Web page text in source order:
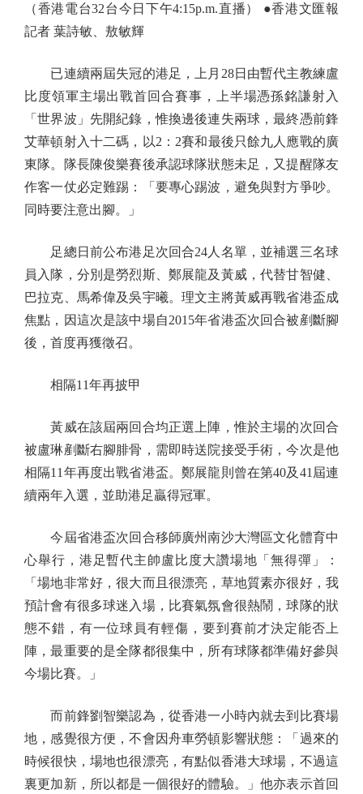
（香港電台32台今日下午4:15p.m.直播） ●香港文匯報
記者 葉詩敏、敖敏輝
已連續兩屆失冠的港足，上月28日由暫代主教練盧
比度領軍主場出戰首回合賽事，上半場憑孫銘謙射入
「世界波」先開紀錄，惟換邊後連失兩球，最終憑前鋒
艾華頓射入十二碼，以2：2賽和最後只餘九人應戰的廣
東隊。隊長陳俊樂賽後承認球隊狀態未足，又提醒隊友
作客一仗必定難踢：「要專心踢波，避免與對方爭吵。
同時要注意出腳。」
足總日前公布港足次回合24人名單，並補選三名球
員入隊，分別是勞烈斯、鄭展龍及黃威，代替甘智健、
巴拉克、馬希偉及吳宇曦。理文主將黃威再戰省港盃成
焦點，因這次是該中場自2015年省港盃次回合被剷斷腳
後，首度再獲徵召。
相隔11年再披甲
黃威在該屆兩回合均正選上陣，惟於主場的次回合
被盧琳剷斷右腳腓骨，需即時送院接受手術，今次是他
相隔11年再度出戰省港盃。鄭展龍則曾在第40及41屆連
續兩年入選，並助港足贏得冠軍。
今屆省港盃次回合移師廣州南沙大灣區文化體育中
心舉行，港足暫代主帥盧比度大讚場地「無得彈」：
「場地非常好，很大而且很漂亮，草地質素亦很好，我
預計會有很多球迷入場，比賽氣氛會很熱鬧，球隊的狀
態不錯，有一位球員有輕傷，要到賽前才決定能否上
陣，最重要的是全隊都很集中，所有球隊都準備好參與
今場比賽。」
而前鋒劉智樂認為，從香港一小時內就去到比賽場
地，感覺很方便，不會因舟車勞頓影響狀態：「過來的
時候很快，場地也很漂亮，有點似香港大球場，不過這
裏更加新，所以都是一個很好的體驗。」他亦表示首回